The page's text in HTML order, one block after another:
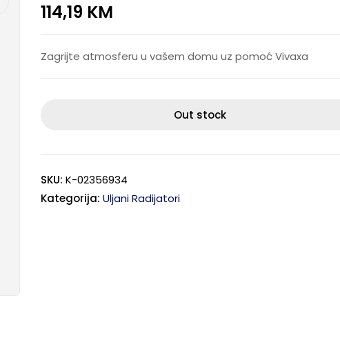
114,19 KM
Zagrijte atmosferu u vašem domu uz pomoć Vivaxa
Out stock
SKU: K-02356934
Kategorija: Uljani Radijatori